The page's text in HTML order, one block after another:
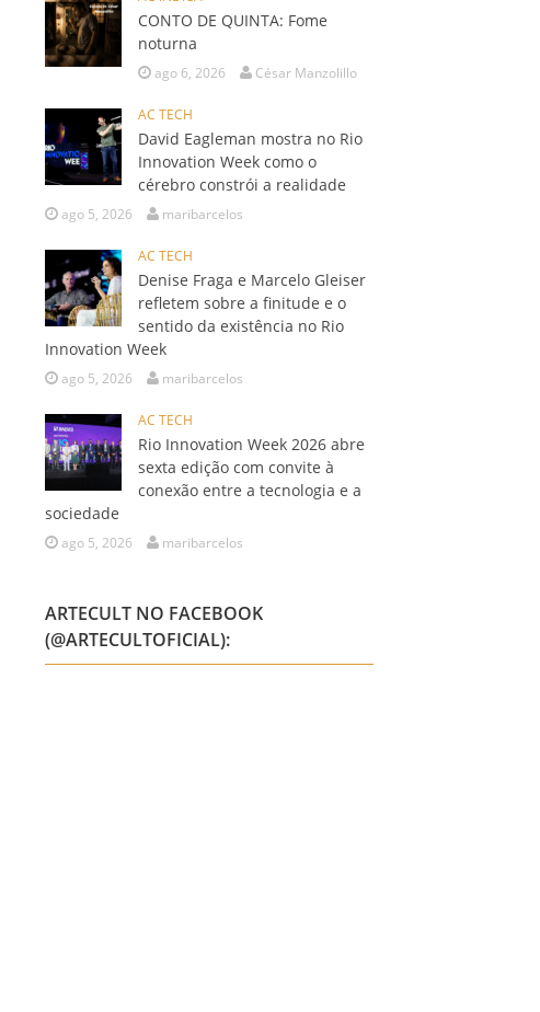
CONTO DE QUINTA: Fome
noturna
ago 6, 2026 César Manzolillo
AC TECH
David Eagleman mostra no Rio
Innovation Week como o
cérebro constrói a realidade
ago 5, 2026 maribarcelos
AC TECH
Denise Fraga e Marcelo Gleiser
refletem sobre a finitude e o
sentido da existência no Rio
Innovation Week
ago 5, 2026 maribarcelos
AC TECH
Rio Innovation Week 2026 abre
sexta edição com convite à
conexão entre a tecnologia e a
sociedade
ago 5, 2026 maribarcelos
ARTECULT NO FACEBOOK
(@ARTECULTOFICIAL):